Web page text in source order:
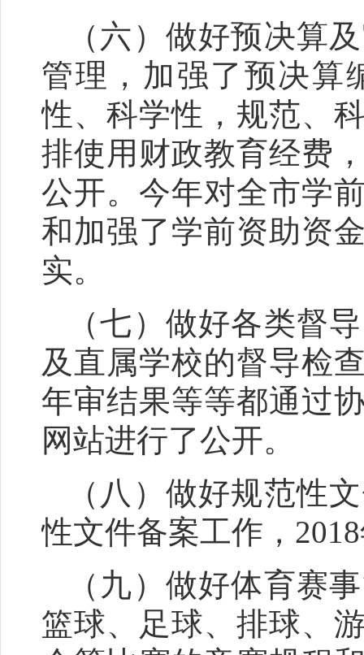
（六）做好预决算
管理，加强了预决算
性、科学性，规范、
排使用财政教育经费
公开。今年对全市学
和加强了学前资助资
实。
（七）做好各类督
及直属学校的督导检
年审结果等等都通过
网站进行了公开。
（八）做好规范性
性文件备案工作，
（九）做好体育赛
篮球、足球、排球、